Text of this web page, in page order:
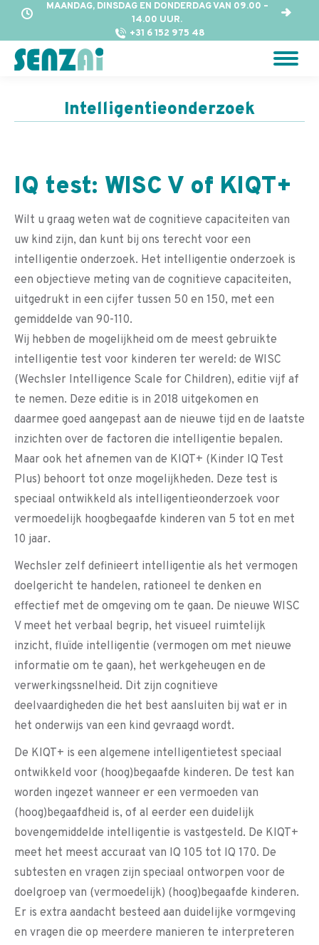
MAANDAG, DINSDAG EN DONDERDAG VAN 09.00 –
14.00 UUR.
+31 6 152 975 48
Intelligentieonderzoek
IQ test: WISC V of KIQT+
Wilt u graag weten wat de cognitieve capaciteiten van
uw kind zijn, dan kunt bij ons terecht voor een
intelligentie onderzoek. Het intelligentie onderzoek is
een objectieve meting van de cognitieve capaciteiten,
uitgedrukt in een cijfer tussen 50 en 150, met een
gemiddelde van 90-110.
Wij hebben de mogelijkheid om de meest gebruikte
intelligentie test voor kinderen ter wereld: de WISC
(Wechsler Intelligence Scale for Children), editie vijf af
te nemen. Deze editie is in 2018 uitgekomen en
daarmee goed aangepast aan de nieuwe tijd en de laatste
inzichten over de factoren die intelligentie bepalen.
Maar ook het afnemen van de KIQT+ (Kinder IQ Test
Plus) behoort tot onze mogelijkheden. Deze test is
speciaal ontwikkeld als intelligentieonderzoek voor
vermoedelijk hoogbegaafde kinderen van 5 tot en met
10 jaar.
Wechsler zelf definieert intelligentie als het vermogen
doelgericht te handelen, rationeel te denken en
effectief met de omgeving om te gaan. De nieuwe WISC
V meet het verbaal begrip, het visueel ruimtelijk
inzicht, fluïde intelligentie (vermogen om met nieuwe
informatie om te gaan), het werkgeheugen en de
verwerkingssnelheid. Dit zijn cognitieve
deelvaardigheden die het best aansluiten bij wat er in
het onderwijs van een kind gevraagd wordt.
De KIQT+ is een algemene intelligentietest speciaal
ontwikkeld voor (hoog)begaafde kinderen. De test kan
worden ingezet wanneer er een vermoeden van
(hoog)begaafdheid is, of al eerder een duidelijk
bovengemiddelde intelligentie is vastgesteld. De KIQT+
meet het meest accuraat van IQ 105 tot IQ 170. De
subtesten en vragen zijn speciaal ontworpen voor de
doelgroep van (vermoedelijk) (hoog)begaafde kinderen.
Er is extra aandacht besteed aan duidelijke vormgeving
en vragen die op meerdere manieren te interpreteren